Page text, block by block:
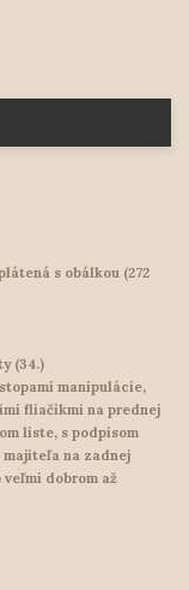
s obálkou (272
(34.)
manipulácie,
fliačikmi na prednej
liste, s podpisom
na zadnej
dobrom až